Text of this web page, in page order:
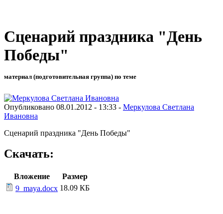
Сценарий праздника "День
Победы"
материал (подготовительная группа) по теме
Опубликовано 08.01.2012 - 13:33 - Меркулова Светлана
Ивановна
Сценарий праздника "День Победы"
Скачать:
Вложение
Размер
9_maya.docx 18.09 КБ